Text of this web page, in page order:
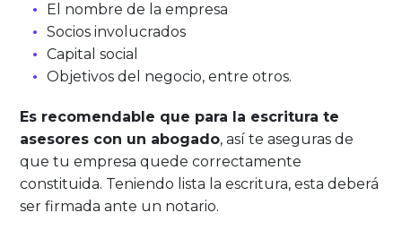
El nombre de la empresa
Socios involucrados
Capital social
Objetivos del negocio, entre otros.
Es recomendable que para la escritura te
asesores con un abogado, así te aseguras de
que tu empresa quede correctamente
constituida. Teniendo lista la escritura, esta deberá
ser firmada ante un notario.